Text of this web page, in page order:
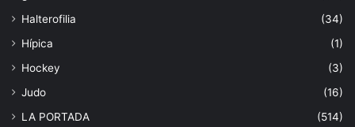
Halterofilia
(34)
Hípica
(1)
Hockey
(3)
Judo
(16)
LA PORTADA
(514)